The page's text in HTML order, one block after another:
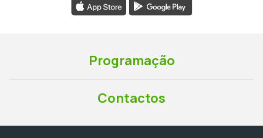
Programação
Contactos